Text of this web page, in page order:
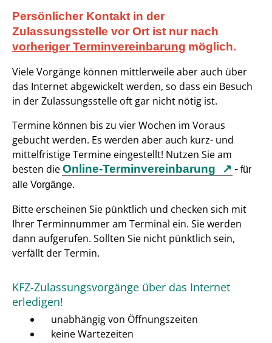
Persönlicher Kontakt in der
Zulassungsstelle vor Ort ist nur nach
vorheriger Terminvereinbarung möglich.
Viele Vorgänge können mittlerweile aber auch über
das Internet abgewickelt werden, so dass ein Besuch
in der Zulassungsstelle oft gar nicht nötig ist.
Termine können bis zu vier Wochen im Voraus
gebucht werden. Es werden aber auch kurz- und
mittelfristige Termine eingestellt! Nutzen Sie am
besten dieOnline-Terminvereinbarung - für
alle Vorgänge.
Bitte erscheinen Sie pünktlich und checken sich mit
Ihrer Terminnummer am Terminal ein. Sie werden
dann aufgerufen. Sollten Sie nicht pünktlich sein,
verfällt der Termin.
KFZ-Zulassungsvorgänge über das Internet
erledigen!
unabhängig von Öffnungszeiten
keine Wartezeiten